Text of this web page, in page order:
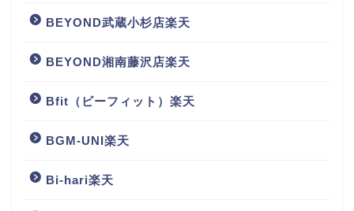
BEYOND武蔵小杉店楽天
BEYOND湘南藤沢店楽天
Bfit（ビーフィット）楽天
BGM‐UNI楽天
Bi-hari楽天